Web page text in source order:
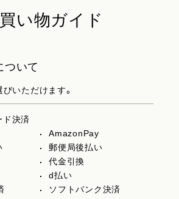
い物ガイド
ついて
いただけます。
ド決済
AmazonPay
郵便局後払い
代金引換
d払い
ソフトバンク決済